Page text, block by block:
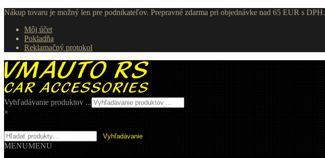
Nákup tovaru je možný len pre podnikateľov. Prepravné zdarma pri objednávke nad 65 EUR s DPH.
Môj účet
Pokladňa
Reklamačný protokol
Preskočiť
na
navigáciu
Preskočiť
na
obsah
Vyhľadávanie produktov ...
×
Hľadať: Vyhľadávanie
MENUMENU